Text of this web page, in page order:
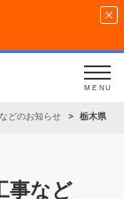
MENU
どのお知らせ 栃木県
事など